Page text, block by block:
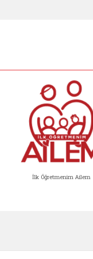
İlk Öğretmenim Ailem